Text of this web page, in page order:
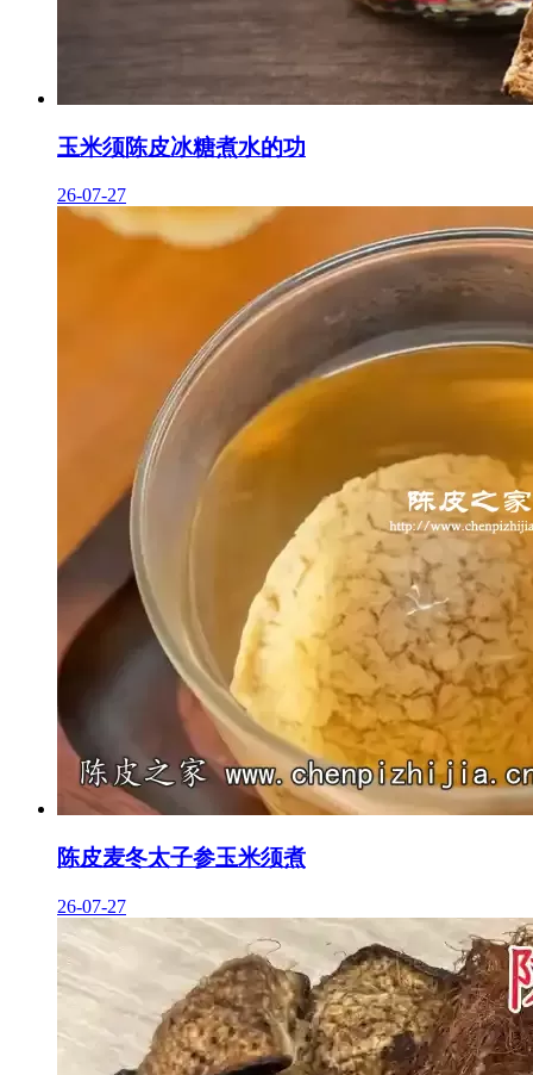
玉米须陈皮冰糖煮水的功
26-07-27
陈皮麦冬太子参玉米须煮
26-07-27